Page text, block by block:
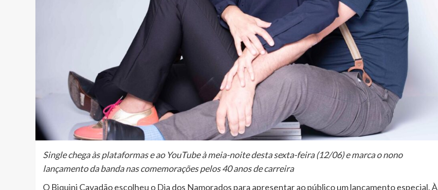
Single chega às plataformas e ao YouTube à meia-noite desta sexta-feira (12/06) e marca o nono
lançamento da banda nas comemorações pelos 40 anos de carreira
O Biquini Cavadão escolheu o Dia dos Namorados para apresentar ao público um lançamento especial. À